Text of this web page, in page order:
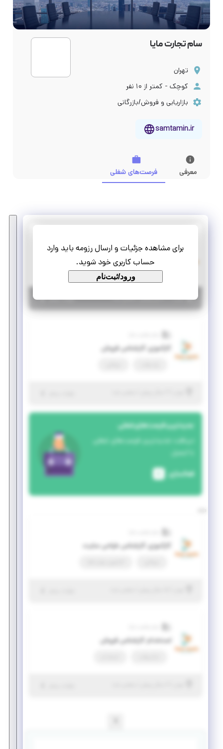
سام تجارت مایا
تهران
کوچک - کمتر از ۱۰ نفر
بازاریابی و فروش/بازرگانی
samtamin.ir
معرفی فرصت‌های شغلی
برای مشاهده جزئیات و ارسال رزومه باید وارد
حساب کاربری خود شوید.
ورود/ثبت‌نام
استخدام کارشناس فروش تلفنی
دورکاری استخدام
تهران |۲ سال پیش | منقضی شده جزئیات بیشتر
کارآموزی کارشناس فروش
جدیدترین فرصت‌های شغلی
دریافت جدیدترین فرصت‌های شغلی
با ایمیل
فعالسازی
کارآموزی کارشناس طراحی سایت
استخدام کارشناس فروش